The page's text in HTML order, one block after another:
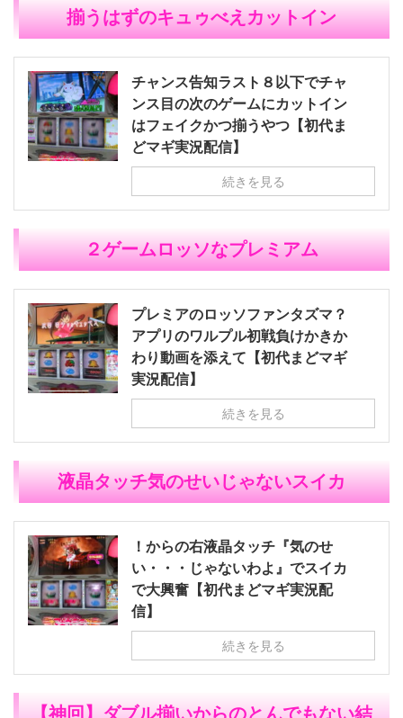
揃うはずのキュゥべえカットイン
チャンス告知ラスト８以下でチャ
ンス目の次のゲームにカットイン
はフェイクかつ揃うやつ【初代ま
どマギ実況配信】
続きを見る
２ゲームロッソなプレミアム
プレミアのロッソファンタズマ？
アプリのワルプル初戦負けかきか
わり動画を添えて【初代まどマギ
実況配信】
続きを見る
液晶タッチ気のせいじゃないスイカ
！からの右液晶タッチ『気のせ
い・・・じゃないわよ』でスイカ
で大興奮【初代まどマギ実況配
信】
続きを見る
【神回】ダブル揃いからのとんでもない結